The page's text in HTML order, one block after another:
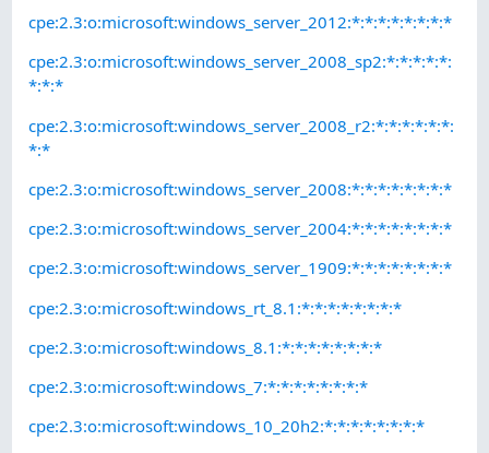
cpe:2.3:o:microsoft:windows_server_2012:*:*:*:*:*:*:*:*
cpe:2.3:o:microsoft:windows_server_2008_sp2:*:*:*:*:*:
*:*:*
cpe:2.3:o:microsoft:windows_server_2008_r2:*:*:*:*:*:*:
*:*
cpe:2.3:o:microsoft:windows_server_2008:*:*:*:*:*:*:*:*
cpe:2.3:o:microsoft:windows_server_2004:*:*:*:*:*:*:*:*
cpe:2.3:o:microsoft:windows_server_1909:*:*:*:*:*:*:*:*
cpe:2.3:o:microsoft:windows_rt_8.1:*:*:*:*:*:*:*:*
cpe:2.3:o:microsoft:windows_8.1:*:*:*:*:*:*:*:*
cpe:2.3:o:microsoft:windows_7:*:*:*:*:*:*:*:*
cpe:2.3:o:microsoft:windows_10_20h2:*:*:*:*:*:*:*:*